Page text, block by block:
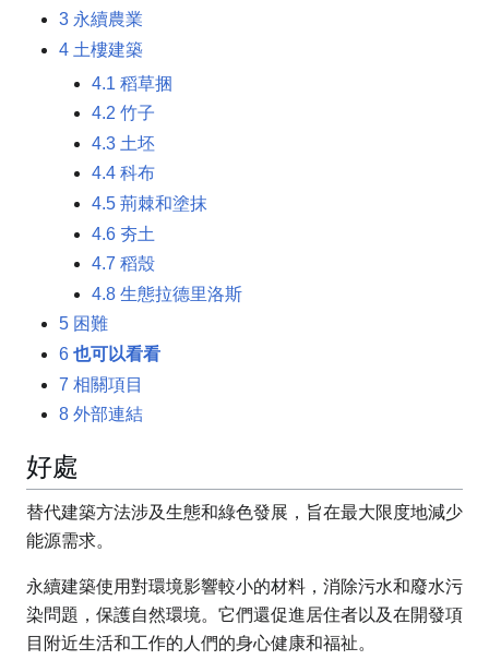
3 永續農業
4 土樓建築
4.1 稻草捆
4.2 竹子
4.3 土坯
4.4 科布
4.5 荊棘和塗抹
4.6 夯土
4.7 稻殼
4.8 生態拉德里洛斯
5 困難
6 也可以看看
7 相關項目
8 外部連結
好處
替代建築方法涉及生態和綠色發展，旨在最大限度地減少
能源需求。
永續建築使用對環境影響較小的材料，消除污水和廢水污
染問題，保護自然環境。它們還促進居住者以及在開發項
目附近生活和工作的人們的身心健康和福祉。